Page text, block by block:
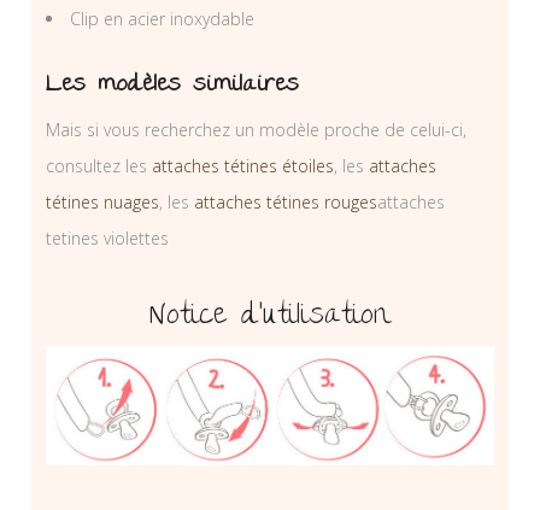
Clip en acier inoxydable
Les modèles similaires
Mais si vous recherchez un modèle proche de celui-ci,
consultez les attaches tétines étoiles, les attaches
tétines nuages, les attaches tétines rougesattaches
tetines violettes
Notice d’utilisation